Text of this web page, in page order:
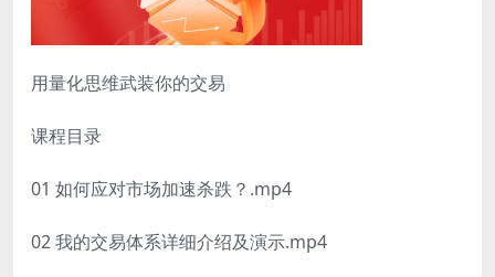
用量化思维武装你的交易
课程目录
01 如何应对市场加速杀跌？.mp4
02 我的交易体系详细介绍及演示.mp4